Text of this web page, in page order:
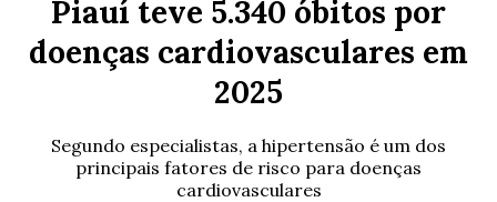
Piauí teve 5.340 óbitos por
doenças cardiovasculares em
2025
Segundo especialistas, a hipertensão é um dos
principais fatores de risco para doenças
cardiovasculares